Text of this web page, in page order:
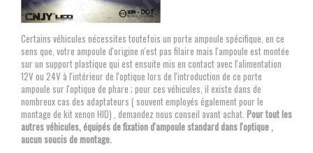
Certains véhicules nécessites toutefois un porte ampoule spécifique, en ce
sens que, votre ampoule d'origine n'est pas filaire mais l'ampoule est montée
sur un support plastique qui est ensuite mis en contact avec l'alimentation
12V ou 24V à l'intérieur de l'optique lors de l'introduction de ce porte
ampoule sur l'optique de phare ; pour ces véhicules, il existe dans de
nombreux cas des adaptateurs ( souvent employés également pour le
montage de kit xenon HID) , demandez nous conseil avant achat. Pour tout les
autres véhicules, équipés de fixation d'ampoule standard dans l'optique ,
aucun soucis de montage.